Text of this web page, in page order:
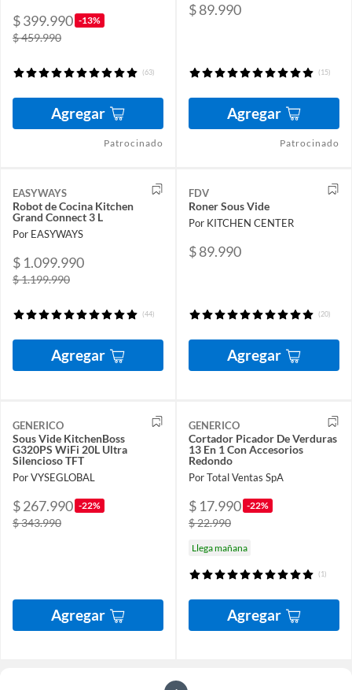
$ 399.990 -13%
$ 459.990
(63)
Agregar
Patrocinado
$ 89.990
(15)
Agregar
Patrocinado
EASYWAYS
Robot de Cocina Kitchen
Grand Connect 3 L
Por EASYWAYS
$ 1.099.990
$ 1.199.990
(44)
Agregar
FDV
Roner Sous Vide
Por KITCHEN CENTER
$ 89.990
(20)
Agregar
GENERICO
Sous Vide KitchenBoss
G320PS WiFi 20L Ultra
Silencioso TFT
Por VYSEGLOBAL
$ 267.990 -22%
$ 343.990
Agregar
GENERICO
Cortador Picador De Verduras
13 En 1 Con Accesorios
Redondo
Por Total Ventas SpA
$ 17.990 -22%
$ 22.990
Llega mañana
(1)
Agregar